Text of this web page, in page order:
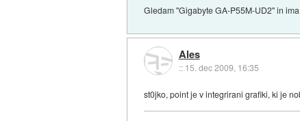
Gledam "Gigabyte GA-P55M-UD2" in
Ales
:: 15. dec 2009, 16:35
st0jko, point je v integrirani grafiki, ki je